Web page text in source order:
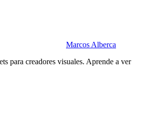
Marcos Alberca
para creadores visuales. Aprende a ver